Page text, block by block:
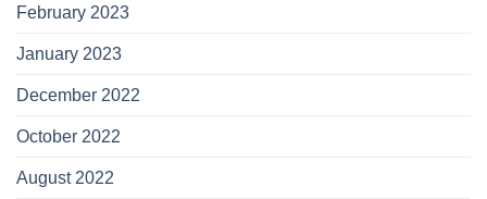
February 2023
January 2023
December 2022
October 2022
August 2022